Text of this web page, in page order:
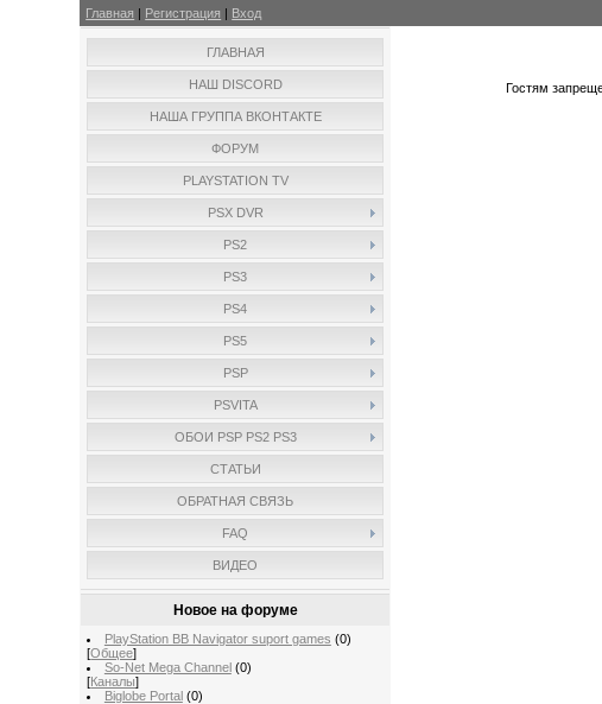
Главная | Регистрация | Вход
ГЛАВНАЯ
НАШ DISCORD
НАША ГРУППА ВКОНТАКТЕ
ФОРУМ
PLAYSTATION TV
PSX DVR
PS2
PS3
PS4
PS5
PSP
PSVITA
ОБОИ PSP PS2 PS3
СТАТЬИ
ОБРАТНАЯ СВЯЗЬ
FAQ
ВИДЕО
Новое на форуме
PlayStation BB Navigator suport games (0)
[Общее]
So-Net Mega Channel (0)
[Каналы]
Biglobe Portal (0)
Гостям